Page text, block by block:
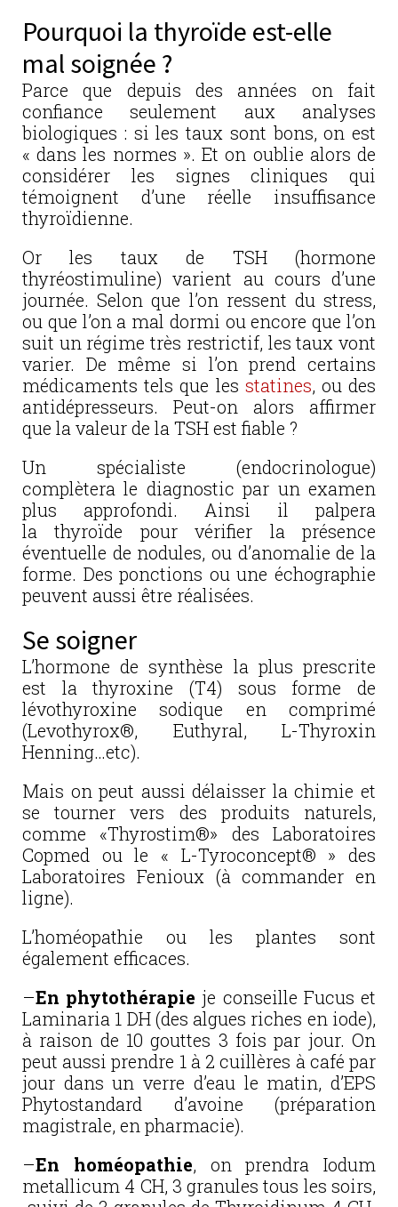
Pourquoi la thyroïde est-elle
mal soignée ?
Parce que depuis des années on fait
confiance seulement aux analyses
biologiques : si les taux sont bons, on est
« dans les normes ». Et on oublie alors de
considérer les signes cliniques qui
témoignent d’une réelle insuffisance
thyroïdienne.
Or les taux de TSH (hormone
thyréostimuline) varient au cours d’une
journée. Selon que l’on ressent du stress,
ou que l’on a mal dormi ou encore que l’on
suit un régime très restrictif, les taux vont
varier. De même si l’on prend certains
médicaments tels que les statines, ou des
antidépresseurs. Peut-on alors affirmer
que la valeur de la TSH est fiable ?
Un spécialiste (endocrinologue)
complètera le diagnostic par un examen
plus approfondi. Ainsi il palpera
la thyroïde pour vérifier la présence
éventuelle de nodules, ou d’anomalie de la
forme. Des ponctions ou une échographie
peuvent aussi être réalisées.
Se soigner
L’hormone de synthèse la plus prescrite
est la thyroxine (T4) sous forme de
lévothyroxine sodique en comprimé
(Levothyrox®, Euthyral, L-Thyroxin
Henning…etc).
Mais on peut aussi délaisser la chimie et
se tourner vers des produits naturels,
comme «Thyrostim®» des Laboratoires
Copmed ou le « L-Tyroconcept® » des
Laboratoires Fenioux (à commander en
ligne).
L’homéopathie ou les plantes sont
également efficaces.
–En phytothérapie je conseille Fucus et
Laminaria 1 DH (des algues riches en iode),
à raison de 10 gouttes 3 fois par jour. On
peut aussi prendre 1 à 2 cuillères à café par
jour dans un verre d’eau le matin, d’EPS
Phytostandard d’avoine (préparation
magistrale, en pharmacie).
–En homéopathie, on prendra Iodum
metallicum 4 CH, 3 granules tous les soirs,